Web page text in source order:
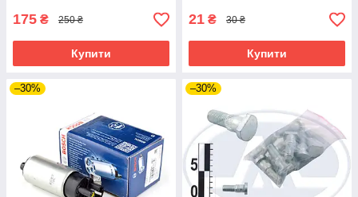
175 ₴ 250 ₴
Купити
21 ₴ 30 ₴
Купити
–30% –30%